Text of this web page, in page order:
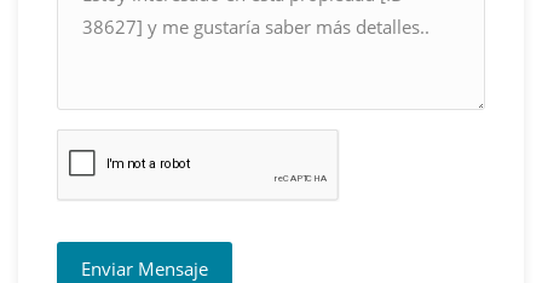
Enviar Mensaje